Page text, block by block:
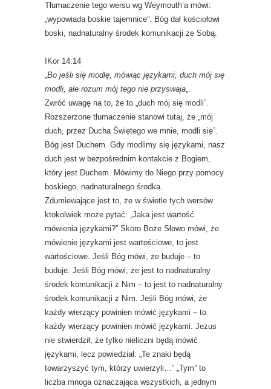
Tłumaczenie tego wersu wg Weymouth’a mówi:
„wypowiada boskie tajemnice”. Bóg dał kościołowi
boski, nadnaturalny środek komunikacji ze Sobą.
IKor 14:14
„Bo jeśli się modlę, mówiąc językami, duch mój się
modli, ale rozum mój tego nie przyswaja„.
Zwróć uwagę na to, że to „duch mój się modli”.
Rozszerzone tłumaczenie stanowi tutaj, że „mój
duch, przez Ducha Świętego we mnie, modli się”.
Bóg jest Duchem. Gdy modlimy się językami, nasz
duch jest w bezpośrednim kontakcie z Bogiem,
który jest Duchem. Mówimy do Niego przy pomocy
boskiego, nadnaturalnego środka.
Zdumiewające jest to, że w świetle tych wersów
ktokolwiek może pytać: „Jaka jest wartość
mówienia językami?” Skoro Boże Słowo mówi, że
mówienie językami jest wartościowe, to jest
wartościowe. Jeśli Bóg mówi, że buduje – to
buduje. Jeśli Bóg mówi, że jest to nadnaturalny
środek komunikacji z Nim – to jest to nadnaturalny
środek komunikacji z Nim. Jeśli Bóg mówi, że
każdy wierzący powinien mówić językami – to
każdy wierzący powinien mówić językami. Jezus
nie stwierdził, że tylko nieliczni będą mówić
językami, lecz powiedział: „Te znaki będą
towarzyszyć tym, którzy uwierzyli…” „Tym” to
liczba mnoga oznaczająca wszystkich, a jednym